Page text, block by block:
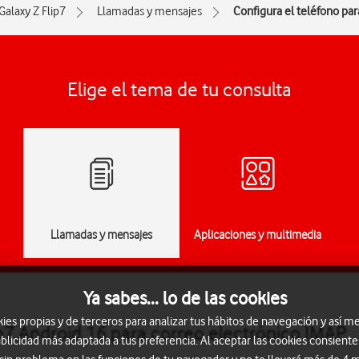
Z Flip7 Llamadas y mensajes Configura el teléfono
Elige el tema de tu consulta
Llamadas y mensajes Aplicaciones y multimedia
Android 16 para correo electrónico IMAP
Ya sabes... lo de las cookies
propias y de terceros para analizar tus hábitos de navegación y así
más adaptada a tus preferencia. Al aceptar las cookies